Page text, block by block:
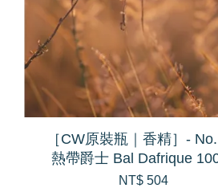
［CW原裝瓶｜香精］-
熱帶爵士 Bal Dafrique
NT$ 504